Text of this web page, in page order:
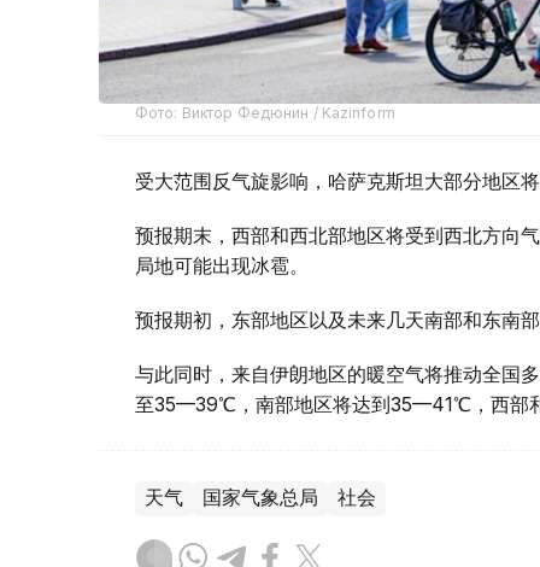
Фото: Виктор Федюнин / Kazinform
受大范围反气旋影响，哈萨克斯坦大部分地区
预报期末，西部和西北部地区将受到西北方向
局地可能出现冰雹。
预报期初，东部地区以及未来几天南部和东南
与此同时，来自伊朗地区的暖空气将推动全国
至35—39℃，南部地区将达到35—41℃，西部
天气 国家气象总局 社会